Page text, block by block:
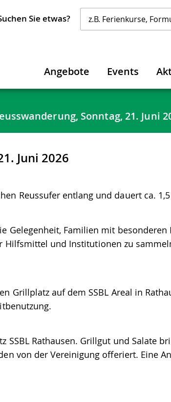
Sie etwas?
Angebote Events
Sonntag, 21. Juni
Juni 2026
Reussufer entlang und dauert ca.
Gelegenheit, Familien mit besonderen
Hilfsmittel und Institutionen zu
Grillplatz auf dem SSBL Areal in
SSBL Rathausen. Grillgut und Salate
von der Vereinigung offeriert. Eine